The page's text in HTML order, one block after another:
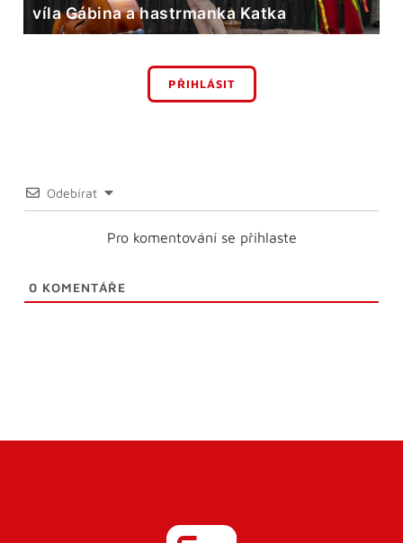
víla Gábina a hastrmanka Katka
PŘIHLÁSIT
Odebírat
Pro komentování se přihlaste
0 KOMENTÁŘE